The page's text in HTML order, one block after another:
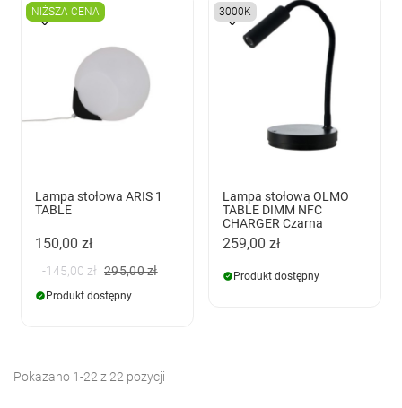
NIŻSZA CENA
Lampa stołowa ARIS 1
TABLE
150,00 zł
-145,00 zł 295,00 zł
Produkt dostępny
3000K
Lampa stołowa OLMO
TABLE DIMM NFC
CHARGER Czarna
259,00 zł
Produkt dostępny
Pokazano 1-22 z 22 pozycji